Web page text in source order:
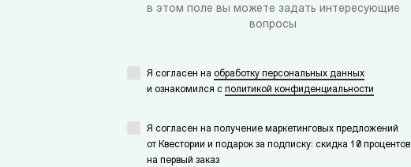
в этом поле вы можете задать интересующие
вопросы
Я согласен на обработку персональных данных
и ознакомился с политикой конфиденциальности
Я согласен на получение маркетинговых предложений
от Квестории и подарок за подписку: скидка 10 процентов
на первый заказ